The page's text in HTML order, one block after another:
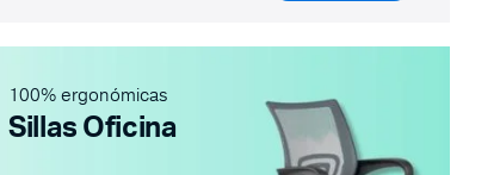
100% ergonómicas
Sillas Oficina